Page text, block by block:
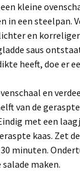
kleine
in een steelpan.
en
saus
heeft, doe er
en
van de
met een
kaas. Zet
minuten.
maken.